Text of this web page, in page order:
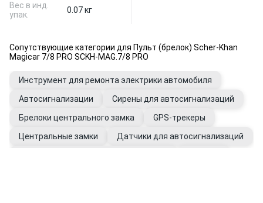
Вес в инд.
упак.
0.07 кг
Сопутствующие категории для Пульт (брелок) Scher-Khan
Magicar 7/8 PRO SCKH-MAG.7/8 PRO
Инструмент для ремонта электрики автомобиля
Автосигнализации
Сирены для автосигнализаций
Брелоки центрального замка
GPS-трекеры
Центральные замки
Датчики для автосигнализаций